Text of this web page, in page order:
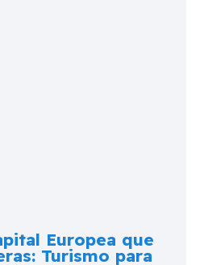
Europea que
Turismo para